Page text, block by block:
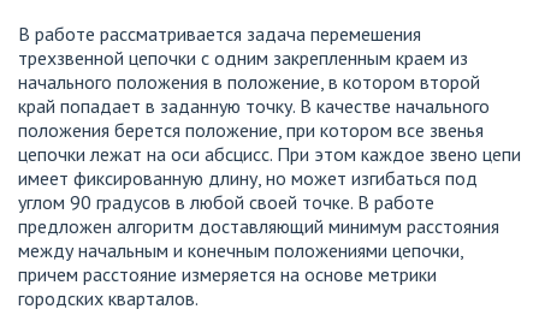
В работе рассматривается задача перемешения
трехзвенной цепочки с одним закрепленным краем из
начального положения в положение, в котором второй
край попадает в заданную точку. В качестве начального
положения берется положение, при котором все звенья
цепочки лежат на оси абсцисс. При этом каждое звено цепи
имеет фиксированную длину, но может изгибаться под
углом 90 градусов в любой своей точке. В работе
предложен алгоритм доставляющий минимум расстояния
между начальным и конечным положениями цепочки,
причем расстояние измеряется на основе метрики
городских кварталов.